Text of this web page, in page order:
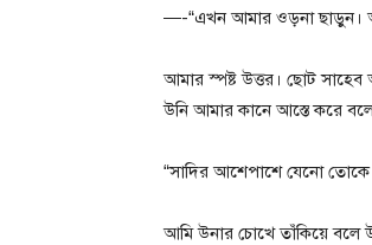
—-“এখন আমার ওড়না ছাড়ুন।
আমার স্পষ্ট উত্তর। ছোট
উনি আমার কানে আস্তে করে
“সাদির আশেপাশে যেনো তোকে
আমি উনার চোখে তাঁকিয়ে বলে